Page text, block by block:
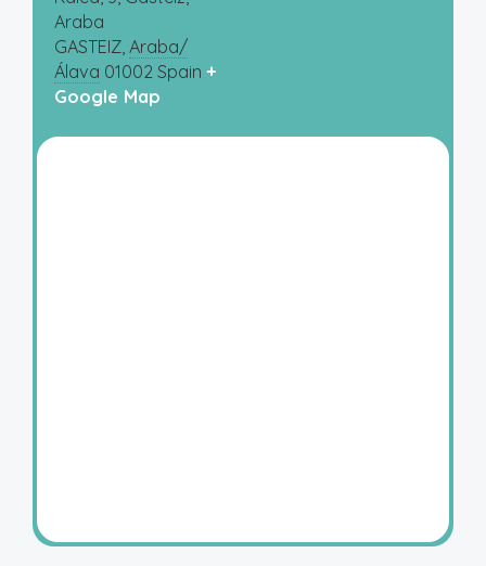
Araba
GASTEIZ, Araba/
Álava 01002 Spain +
Google Map